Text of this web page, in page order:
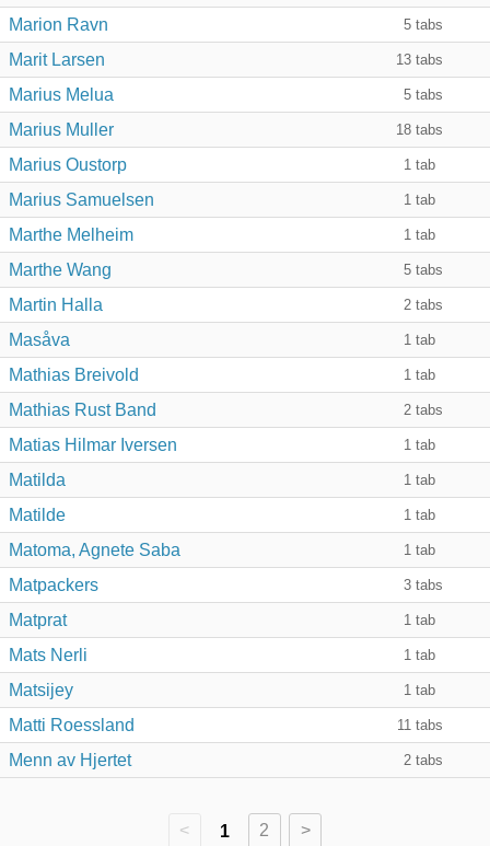
Marion Ravn 5 tabs
Marit Larsen 13 tabs
Marius Melua 5 tabs
Marius Muller 18 tabs
Marius Oustorp 1 tab
Marius Samuelsen 1 tab
Marthe Melheim 1 tab
Marthe Wang 5 tabs
Martin Halla 2 tabs
Masåva 1 tab
Mathias Breivold 1 tab
Mathias Rust Band 2 tabs
Matias Hilmar Iversen 1 tab
Matilda 1 tab
Matilde 1 tab
Matoma, Agnete Saba 1 tab
Matpackers 3 tabs
Matprat 1 tab
Mats Nerli 1 tab
Matsijey 1 tab
Matti Roessland 11 tabs
Menn av Hjertet 2 tabs
< 1 2 >